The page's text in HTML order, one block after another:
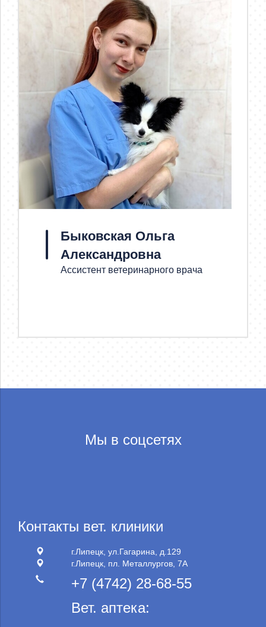
Быковская Ольга
Александровна
Ассистент ветеринарного врача
Мы в соцсетях
Контакты вет. клиники
г.Липецк, ул.Гагарина, д.129
г.Липецк, пл. Металлургов, 7А
+7 (4742) 28-68-55
Вет. аптека: